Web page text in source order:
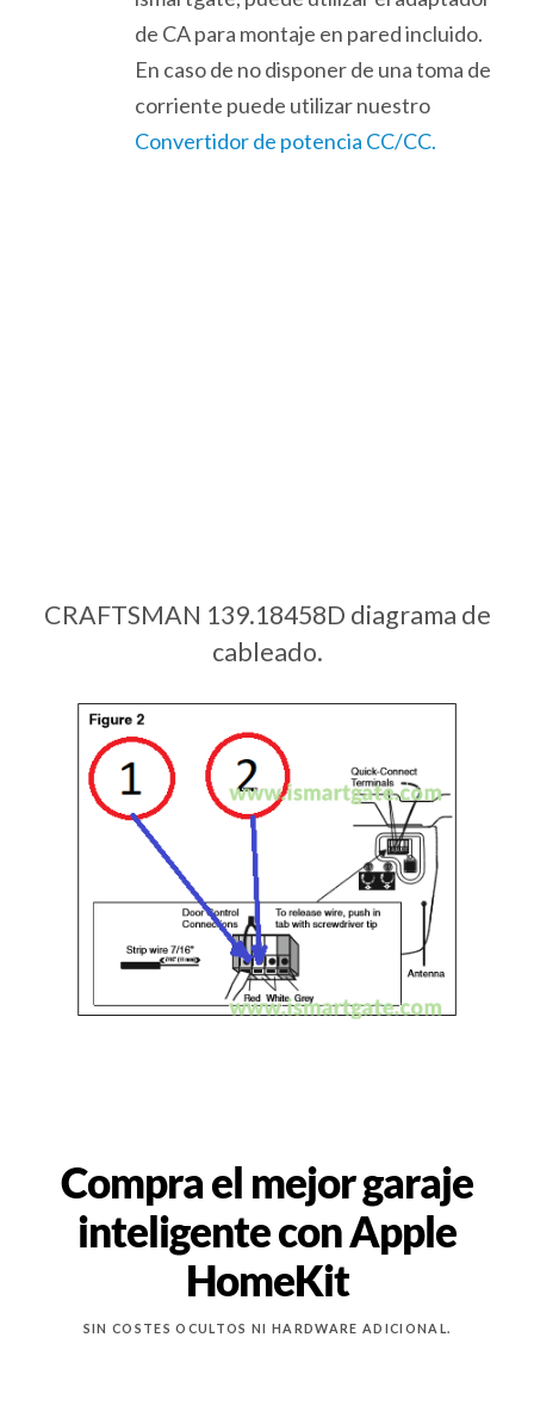
de CA para montaje en pared incluido.
En caso de no disponer de una toma de
corriente puede utilizar nuestro
Convertidor de potencia CC/CC.
CRAFTSMAN 139.18458D diagrama de
cableado.
Compra el mejor garaje
inteligente con Apple
HomeKit
SIN COSTES OCULTOS NI HARDWARE ADICIONAL.